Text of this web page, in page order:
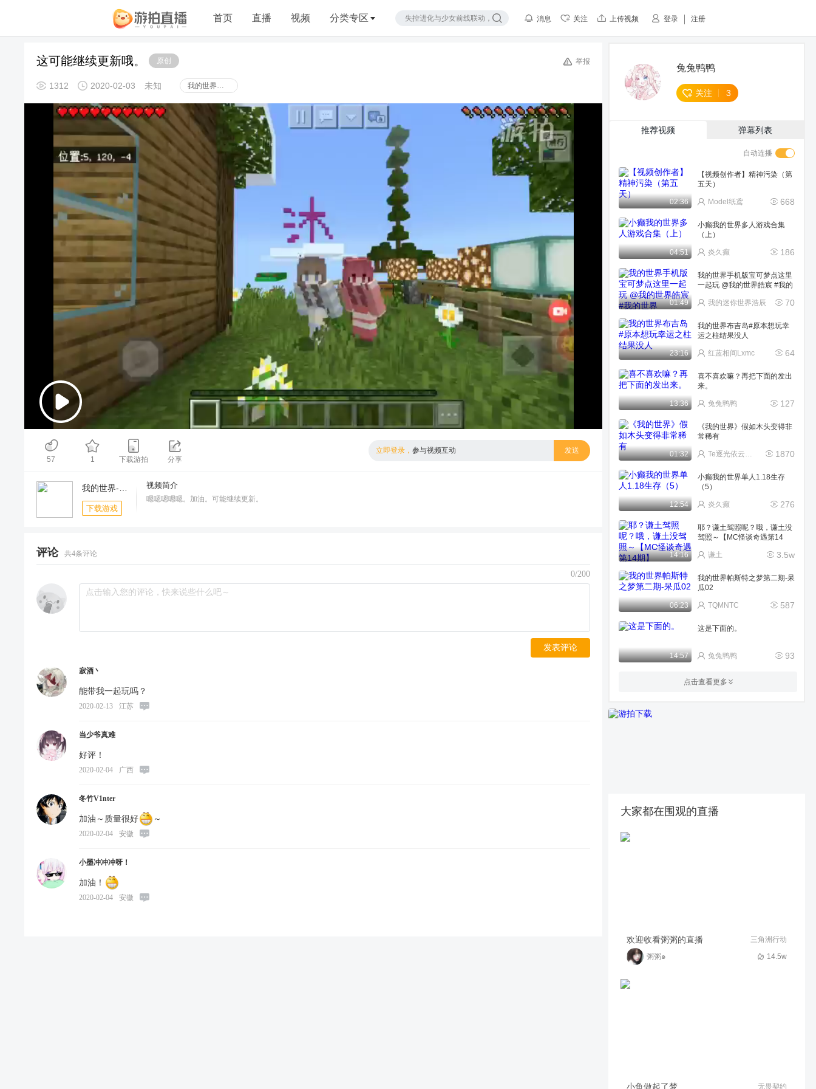
首页 直播 视频 分类专区 登录 注册
消息 关注 上传视频
原创
这可能继续更新哦。 举报
1312 2020-02-03 未知 我的世界手机版
00:00/04:15 标清
倍数
57
1 下载游拍 分享
立即登录，参与视频互动 发送
下载游戏
视频简介
嗯嗯嗯嗯嗯。加油。可能继续更新。
评论 共4条评论
0/200
发表评论
寂酒丶
能带我一起玩吗？
2020-02-13 江苏
当少爷真难
好评！
2020-02-04 广西
冬竹V1nter
加油～质量很好 ～
2020-02-04 安徽
小墨冲冲冲呀！
加油！
2020-02-04 安徽
兔兔鸭鸭
关注 3
推荐视频 弹幕列表
自动连播
02:36
【视频创作者】精神污染（第
五天）
668
Model纸鸢
04:51
小癫我的世界多人游戏合集
（上）
186
炎久癫
01:49
我的世界手机版宝可梦点这里
一起玩 @我的世界皓宸 #我的
70
我的迷你世界浩辰
23:16
我的世界布吉岛#原本想玩幸
运之柱结果没人
64
红蓝相间Lxmc
13:36
喜不喜欢嘛？再把下面的发出
来。
127
兔兔鸭鸭
01:32
《我的世界》假如木头变得非
常稀有
1870
Te逐光依云进星落
12:54
小癫我的世界单人1.18生存
（5）
276
炎久癫
14:16
耶？谦土驾照呢？哦，谦土没
驾照～【MC怪谈奇遇第14
3.5w
谦土
06:23
我的世界帕斯特之梦第二期-呆
瓜02
587
TQMNTC
14:57
这是下面的。
93
兔兔鸭鸭
我的世界VS僵尸
03:11 白之秋雪Official
点击查看更多
大家都在围观的直播
三角洲行动
欢迎收看粥粥的直播
14.5w
粥粥๑
无畏契约
小鱼做起了梦